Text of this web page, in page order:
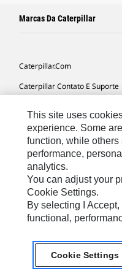
Marcas Da Caterpillar
Caterpillar.com
Caterpillar Contato E Suporte
Mapa Do Local
Cookie Settings
Legal
Privacidade
South America -
Portuguese
©
This site uses
experience. Some
function, while others
performance,
analytics.
You can adjust your
Cookie Settings.
By selecting I
functional,
Cookie Settings